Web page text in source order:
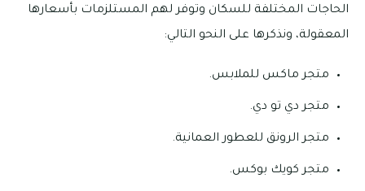
الحاجات المختلفة للسكان وتوفر لهم المستلزمات بأسعارها
المعقولة، ونذكرها على النحو التالي:
متجر ماكس للملابس.
متجر دي تو دي.
متجر الرونق للعطور العمانية.
متجر كويك بوكس.